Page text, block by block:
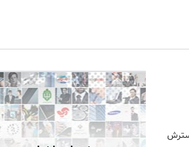
کشور دراین 3 سال گسترش